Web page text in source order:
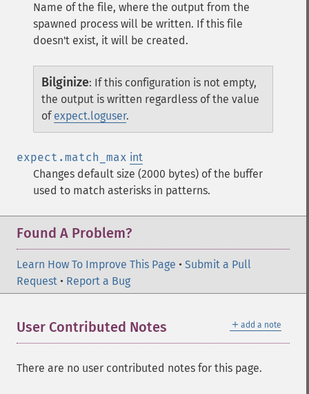
Name of the file, where the output from the
spawned process will be written. If this file
doesn't exist, it will be created.
Bilginize: If this configuration is not empty,
the output is written regardless of the value
of expect.loguser.
expect.match_max int
Changes default size (2000 bytes) of the buffer
used to match asterisks in patterns.
Found A Problem?
Learn How To Improve This Page • Submit a Pull
Request • Report a Bug
＋ add a note
User Contributed Notes
There are no user contributed notes for this page.